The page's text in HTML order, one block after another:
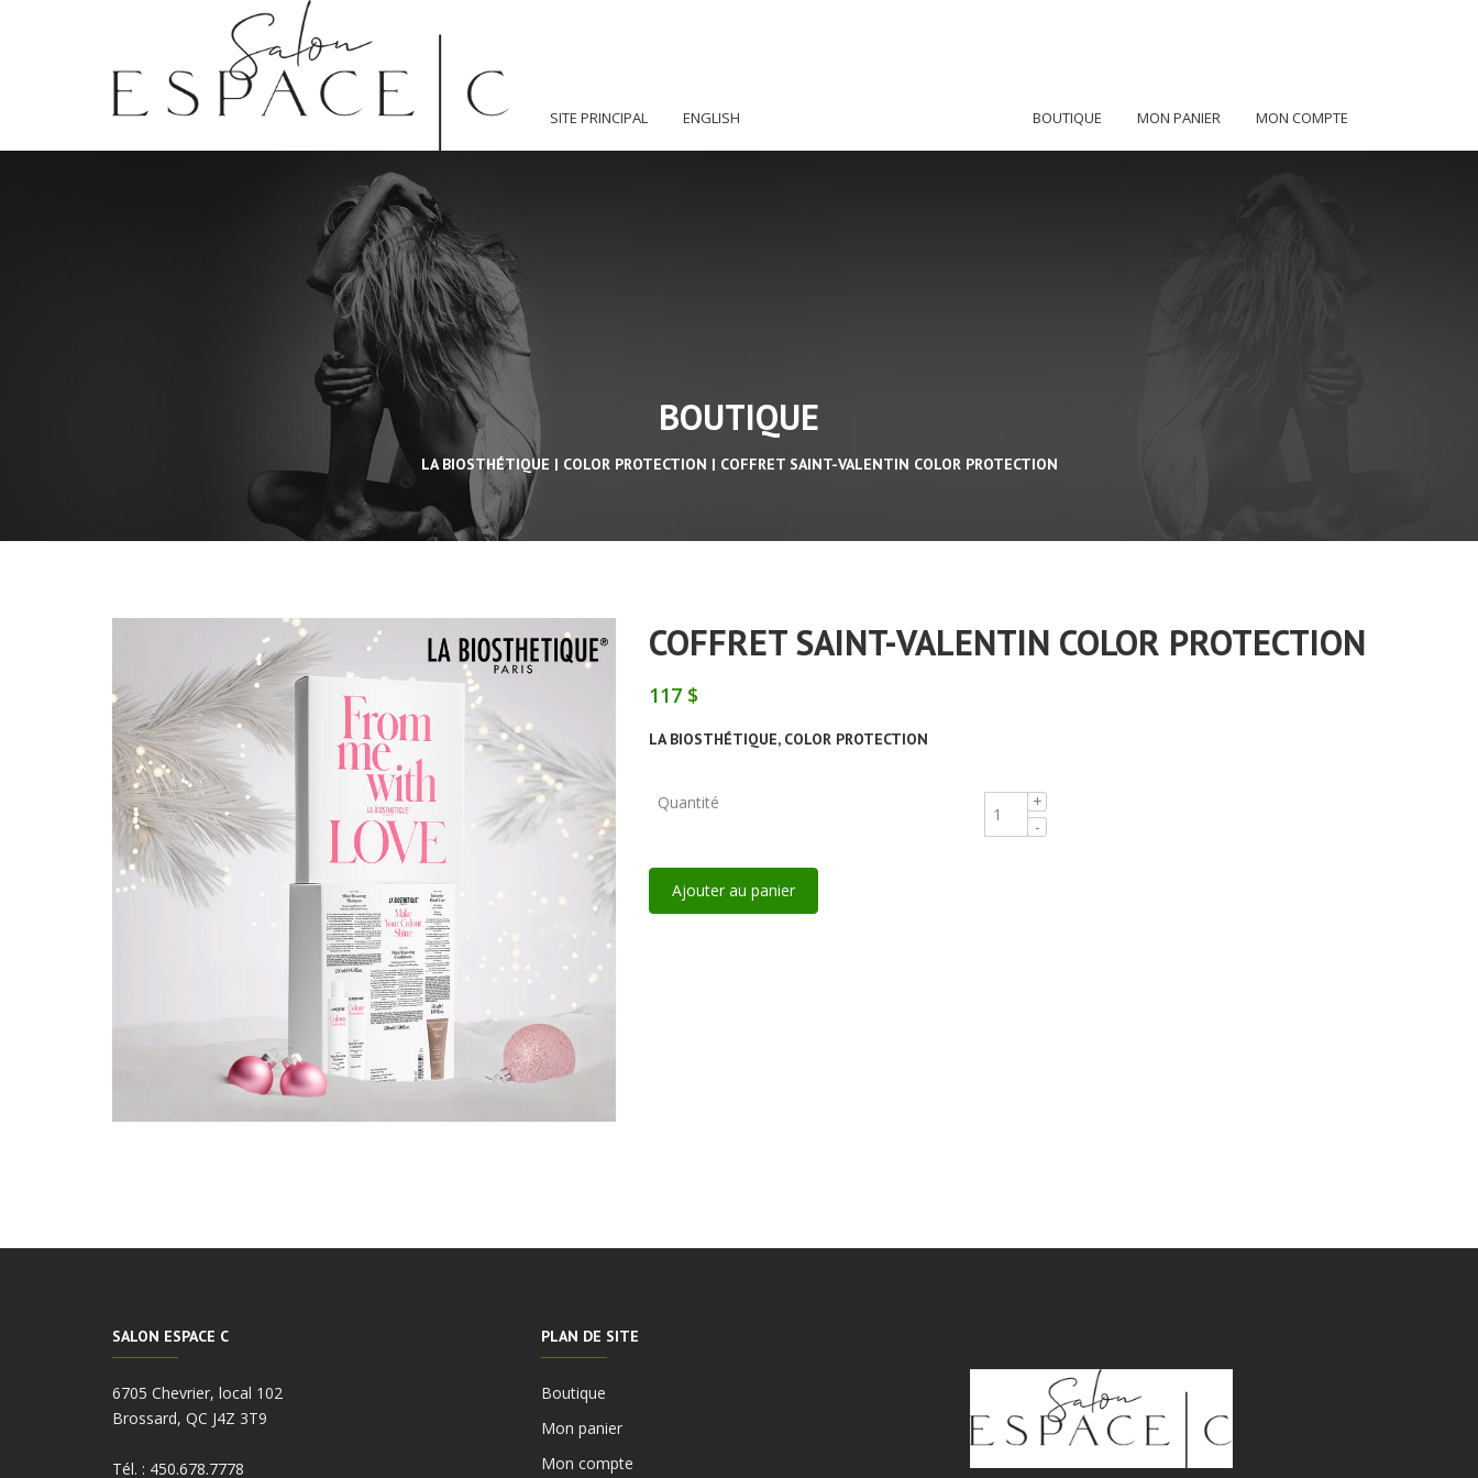
SITE PRINCIPAL ENGLISH BOUTIQUE MON PANIER MON COMPTE
BOUTIQUE
LA BIOSTHÉTIQUE | COLOR PROTECTION | COFFRET SAINT-VALENTIN COLOR PROTECTION
COFFRET SAINT-VALENTIN COLOR PROTECTION
117 $
LA BIOSTHÉTIQUE, COLOR PROTECTION
Quantité
Ajouter au panier
SALON ESPACE C
6705 Chevrier, local 102
Brossard, QC J4Z 3T9
Tél. : 450.678.7778
PLAN DE SITE
Boutique
Mon panier
Mon compte